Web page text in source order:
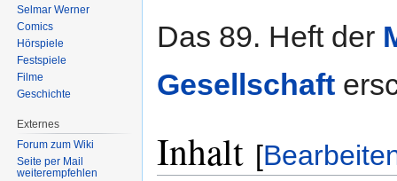
Navigation
Suche
Das 89. Heft der
Gesellschaft
Inhalt [
Selmar Werner
Comics
Hörspiele
Festspiele
Filme
Geschichte
Externes
Forum zum Wiki
Seite per Mail
weiterempfehlen